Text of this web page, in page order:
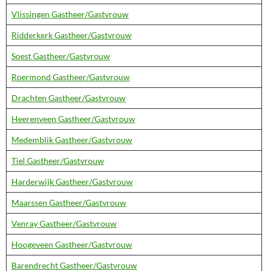
Vlissingen Gastheer/Gastvrouw
Ridderkerk Gastheer/Gastvrouw
Soest Gastheer/Gastvrouw
Roermond Gastheer/Gastvrouw
Drachten Gastheer/Gastvrouw
Heerenveen Gastheer/Gastvrouw
Medemblik Gastheer/Gastvrouw
Tiel Gastheer/Gastvrouw
Harderwijk Gastheer/Gastvrouw
Maarssen Gastheer/Gastvrouw
Venray Gastheer/Gastvrouw
Hoogeveen Gastheer/Gastvrouw
Barendrecht Gastheer/Gastvrouw